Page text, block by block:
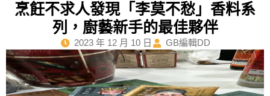
烹飪不求人發現「李莫不愁」香料系
列，廚藝新手的最佳夥伴
2023 年 12 月 10 日 GB編輯DD